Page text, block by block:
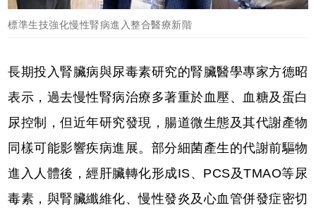
標準生技強化慢性腎病進入整合醫療新階
長期投入腎臟病與尿毒素研究的腎臟醫學專家方德昭
表示，過去慢性腎病治療多著重於血壓、血糖及蛋白
尿控制，但近年研究發現，腸道微生態及其代謝產物
同樣可能影響疾病進展。部分細菌產生的代謝前驅物
進入人體後，經肝臟轉化形成IS、PCS及TMAO等尿
毒素，與腎臟纖維化、慢性發炎及心血管併發症密切